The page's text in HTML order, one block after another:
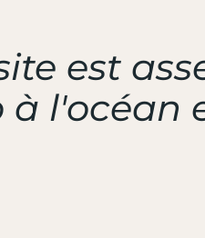
est
à l'océan